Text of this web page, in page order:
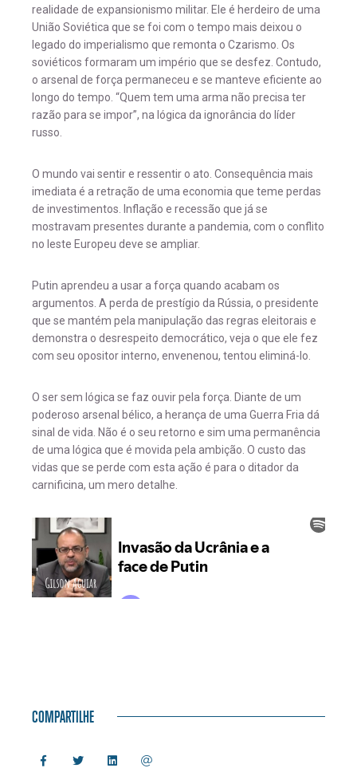
realidade de expansionismo militar. Ele é herdeiro de uma
União Soviética que se foi com o tempo mais deixou o
legado do imperialismo que remonta o Czarismo. Os
soviéticos formaram um império que se desfez. Contudo,
o arsenal de força permaneceu e se manteve eficiente ao
longo do tempo. “Quem tem uma arma não precisa ter
razão para se impor”, na lógica da ignorância do líder
russo.
O mundo vai sentir e ressentir o ato. Consequência mais
imediata é a retração de uma economia que teme perdas
de investimentos. Inflação e recessão que já se
mostravam presentes durante a pandemia, com o conflito
no leste Europeu deve se ampliar.
Putin aprendeu a usar a força quando acabam os
argumentos. A perda de prestígio da Rússia, o presidente
que se mantém pela manipulação das regras eleitorais e
demonstra o desrespeito democrático, veja o que ele fez
com seu opositor interno, envenenou, tentou eliminá-lo.
O ser sem lógica se faz ouvir pela força. Diante de um
poderoso arsenal bélico, a herança de uma Guerra Fria dá
sinal de vida. Não é o seu retorno e sim uma permanência
de uma lógica que é movida pela ambição. O custo das
vidas que se perde com esta ação é para o ditador da
carnificina, um mero detalhe.
COMPARTILHE